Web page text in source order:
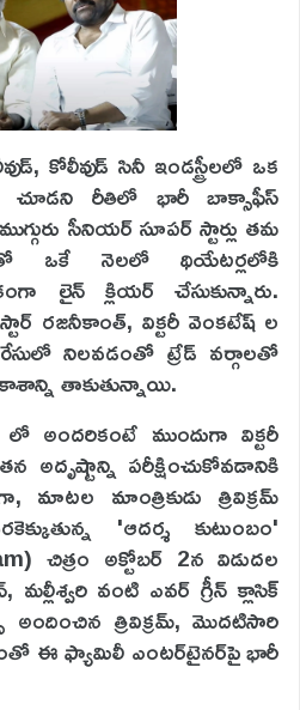
కోలీవుడ్ సినీ ఇండస్ట్రీలలో ఒక
చూడని రీతిలో భారీ బాక్సాఫీస్
సీనియర్ సూపర్ స్టార్లు తమ
ఒకే నెలలో థియేటర్లలోకి
లైన్ క్లియర్ చేసుకున్నారు.
రజనీకాంత్, విక్టరీ వెంకటేష్ ల
నిలవడంతో ట్రేడ్ వర్గాలతో
తాకుతున్నాయి.
అందరికంటే ముందుగా విక్టరీ
అదృష్టాన్ని పరీక్షించుకోవడానికి
మాటల మాంత్రికుడు త్రివిక్రమ్
'ఆదర్శ కుటుంబం'
చిత్రం అక్టోబర్ 2న విడుదల
మల్లీశ్వరి వంటి ఎవర్ గ్రీన్ క్లాసిక్
అందించిన త్రివిక్రమ్, మొదటిసారి
ఈ ఫ్యామిలీ ఎంటర్‌టైనర్‌పై భారీ